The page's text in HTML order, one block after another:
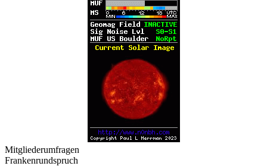
Mitgliederumfragen
Frankenrundspruch